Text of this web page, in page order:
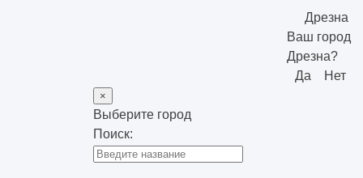
Дрезна
Ваш город
Дрезна?
Да
Нет
×
Выберите город
Поиск: